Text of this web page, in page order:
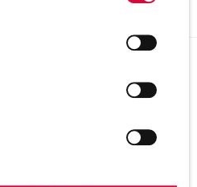
R mit ErgoCONTACT® 13572
Xtra R mit ErgoCONTACT® 13572